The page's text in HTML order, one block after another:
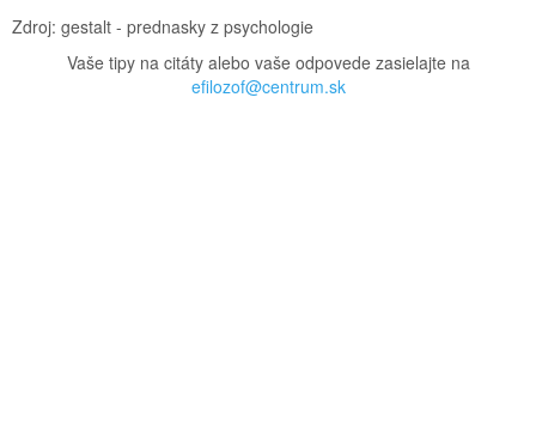
Zdroj: gestalt - prednasky z psychologie
Vaše tipy na citáty alebo vaše odpovede zasielajte na
efilozof@centrum.sk